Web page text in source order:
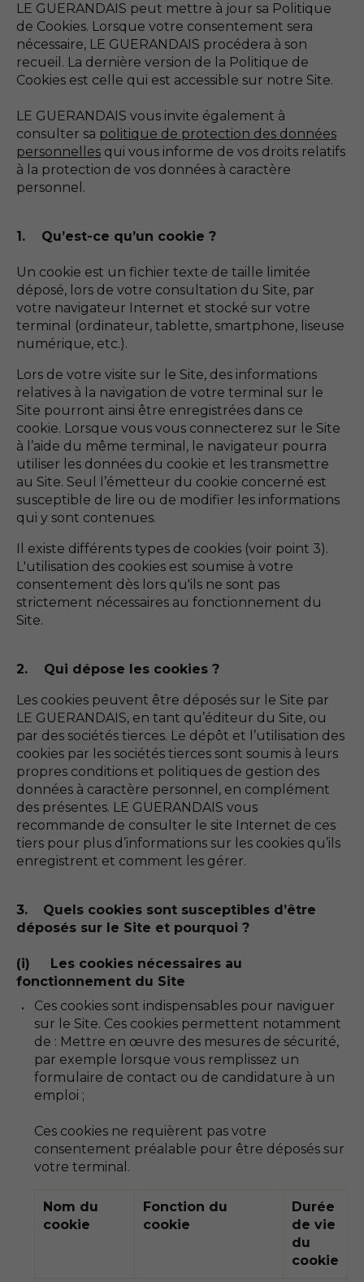
LE GUERANDAIS peut mettre à jour sa Politique
de Cookies. Lorsque votre consentement sera
nécessaire, LE GUERANDAIS procédera à son
recueil. La dernière version de la Politique de
Cookies est celle qui est accessible sur notre Site.
LE GUERANDAIS vous invite également à
consulter sa politique de protection des données
personnelles qui vous informe de vos droits relatifs
à la protection de vos données à caractère
personnel.
1. Qu’est-ce qu’un cookie ?
Un cookie est un fichier texte de taille limitée
déposé, lors de votre consultation du Site, par
votre navigateur Internet et stocké sur votre
terminal (ordinateur, tablette, smartphone, liseuse
numérique, etc.).
Lors de votre visite sur le Site, des informations
relatives à la navigation de votre terminal sur le
Site pourront ainsi être enregistrées dans ce
cookie. Lorsque vous vous connecterez sur le Site
à l’aide du même terminal, le navigateur pourra
utiliser les données du cookie et les transmettre
au Site. Seul l’émetteur du cookie concerné est
susceptible de lire ou de modifier les informations
qui y sont contenues.
Il existe différents types de cookies (voir point 3).
L'utilisation des cookies est soumise à votre
consentement dès lors qu'ils ne sont pas
strictement nécessaires au fonctionnement du
Site.
2. Qui dépose les cookies ?
Les cookies peuvent être déposés sur le Site par
LE GUERANDAIS, en tant qu’éditeur du Site, ou
par des sociétés tierces. Le dépôt et l’utilisation des
cookies par les sociétés tierces sont soumis à leurs
propres conditions et politiques de gestion des
données à caractère personnel, en complément
des présentes. LE GUERANDAIS vous
recommande de consulter le site Internet de ces
tiers pour plus d’informations sur les cookies qu’ils
enregistrent et comment les gérer.
3.
Quels cookies sont susceptibles d’être
déposés sur le Site et pourquoi ?
(i) Les cookies nécessaires au
fonctionnement du Site
Ces cookies sont indispensables pour naviguer
sur le Site. Ces cookies permettent notamment
de : Mettre en œuvre des mesures de sécurité,
par exemple lorsque vous remplissez un
formulaire de contact ou de candidature à un
emploi ;
Ces cookies ne requièrent pas votre
consentement préalable pour être déposés sur
votre terminal.
Nom du
cookie
Fonction du
cookie
Durée
de vie
du
cookie